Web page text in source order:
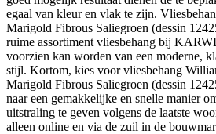
egaal van kleur en vlak te zijn.
Marigold Fibrous Saliegroen (dessin
ruime assortiment vliesbehang bij
voorzien kan worden van een moderne,
stijl. Kortom, kies voor vliesbehang
Marigold Fibrous Saliegroen (dessin
naar een gemakkelijke en snelle manier
uitstraling te geven volgens de laatste
alleen online en via de zuil in de